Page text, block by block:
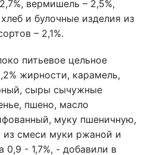
вермишель – 2,5%,
и булочные изделия из
– 2,1%.
питьевое цельное
жирности, карамель,
сыры сычужные
пшено, масло
муку пшеничную,
смеси муки ржаной и
0,9 - 1,7%, - добавили в